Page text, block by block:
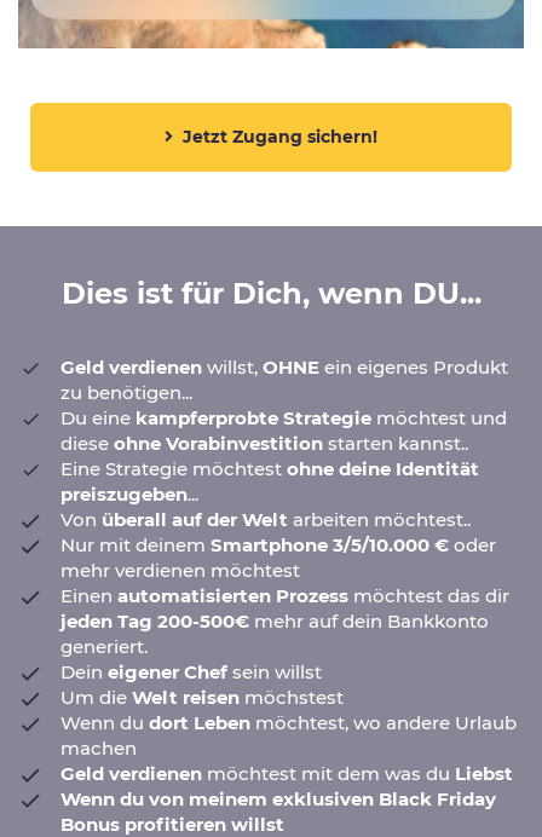
Jetzt Zugang sichern!
Dies ist für Dich, wenn DU...
Geld verdienen willst, OHNE ein eigenes Produkt
zu benötigen...
Du eine kampferprobte Strategie möchtest und
diese ohne Vorabinvestition starten kannst..
Eine Strategie möchtest ohne deine Identität
preiszugeben...
Von überall auf der Welt arbeiten möchtest..
Nur mit deinem Smartphone 3/5/10.000 € oder
mehr verdienen möchtest
Einen automatisierten Prozess möchtest das dir
jeden Tag 200-500€ mehr auf dein Bankkonto
generiert.
Dein eigener Chef sein willst
Um die Welt reisen möchstest
Wenn du dort Leben möchtest, wo andere Urlaub
machen
Geld verdienen möchtest mit dem was du Liebst
Wenn du von meinem exklusiven Black Friday
Bonus profitieren willst